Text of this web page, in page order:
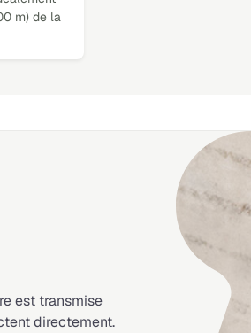
m) de la
est transmise
directement.